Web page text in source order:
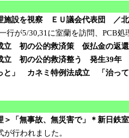
施設を視察 ＥＵ議会代表団 ／
が5/30,31に室蘭を訪問、PCB処
立 初の公的救済策 仮払金の返還
立 初の公的救済整う 発生39年
と」 カネミ特例法成立 「治っ
＞「無事故、無災害で」＊新日鉄
行われました。